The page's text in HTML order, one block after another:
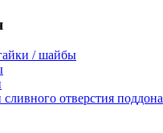
/ шайбы
отверстия поддона